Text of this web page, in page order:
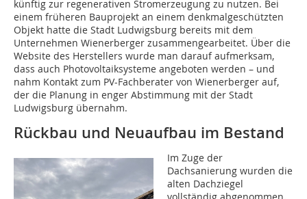
künftig zur regenerativen Stromerzeugung zu nutzen. Bei
einem früheren Bauprojekt an einem denkmalgeschützten
Objekt hatte die Stadt Ludwigsburg bereits mit dem
Unternehmen Wienerberger zusammengearbeitet. Über die
Website des Herstellers wurde man darauf aufmerksam,
dass auch Photovoltaiksysteme angeboten werden – und
nahm Kontakt zum PV-Fachberater von Wienerberger auf,
der die Planung in enger Abstimmung mit der Stadt
Ludwigsburg übernahm.
Rückbau und Neuaufbau im Bestand
Im Zuge der
Dachsanierung wurden die
alten Dachziegel